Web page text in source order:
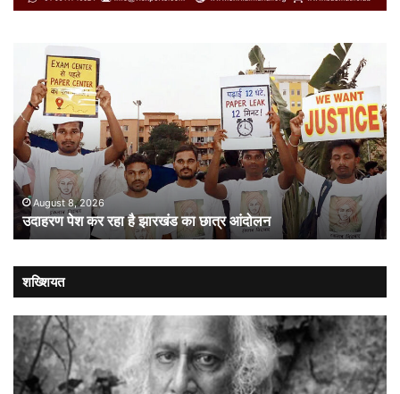
रहा
है
झारखंड
का
छात्र
आंदोलनAugust 8, 2026
उदाहरण पेश कर रहा है झारखंड का छात्र आंदोलन
:
कब
शख्शियत